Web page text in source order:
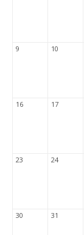
9 10
16 17
23 24
30 31